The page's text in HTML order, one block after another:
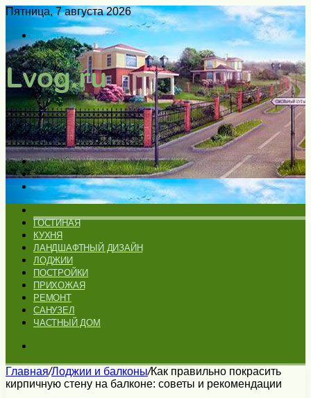
Пятница, 7 августа 2026
Войти
Switch
skin
Меню
Искать
Switch
skin
ГОСТИНАЯ
КУХНЯ
ЛАНДШАФТНЫЙ ДИЗАЙН
ЛОДЖИИ
ПОСТРОЙКИ
ПРИХОЖАЯ
РЕМОНТ
САНУЗЕЛ
ЧАСТНЫЙ ДОМ
Главная/Лоджии и балконы/Как правильно покрасить
кирпичную стену на балконе: советы и рекомендации